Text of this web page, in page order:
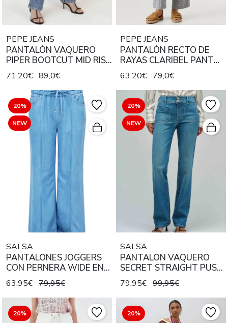
PEPE JEANS
PANTALÓN VAQUERO
PIPER BOOTCUT MID RISE
4VB STONE WASH
71,20€ 89,0€
PEPE JEANS
PANTALÓN RECTO DE
RAYAS CLARIBEL PANT
562 UNION BLUE
63,20€ 79,0€
20%
NEW
SALSA
PANTALONES JOGGERS
CON PERNERA WIDE EN
LIGHTDENIM AZUL
CLARO
63,95€ 79,95€
20%
NEW
SALSA
PANTALÓN VAQUERO
SECRET STRAIGHT PUSH
IN CON BOLSOS
PLASTRÓN
79,95€ 99,95€
20% 20%